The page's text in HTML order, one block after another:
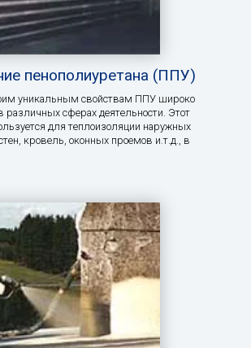
пенополиуретана (ППУ)
уникальным свойствам ППУ широко
различных сферах деятельности. Этот
для теплоизоляции наружных
кровель, оконных проемов и.т.д., в